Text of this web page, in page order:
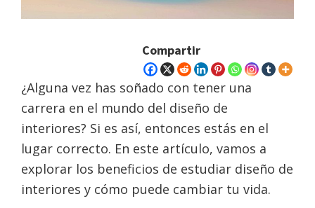
Compartir
¿Alguna vez has soñado con tener una
carrera en el mundo del diseño de
interiores? Si es así, entonces estás en el
lugar correcto. En este artículo, vamos a
explorar los beneficios de estudiar diseño de
interiores y cómo puede cambiar tu vida.